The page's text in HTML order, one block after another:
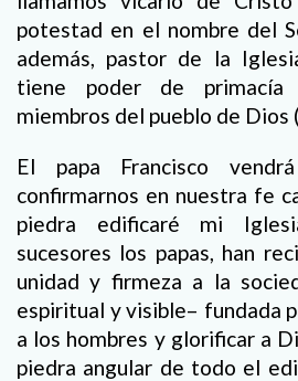
potestad en el nombre del
además, pastor de la
tiene poder de
miembros del pueblo de Dios
El papa Francisco
confirmarnos en nuestra fe
piedra edificaré mi
sucesores los papas, han
unidad y firmeza a la
espiritual y visible– fundada
a los hombres y glorificar a
piedra angular de todo el